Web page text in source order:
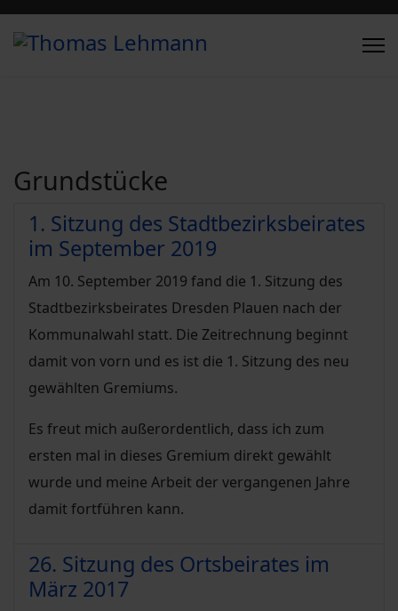
Grundstücke
1. Sitzung des Stadtbezirksbeirates
im September 2019
Am 10. September 2019 fand die 1. Sitzung des
Stadtbezirksbeirates Dresden Plauen nach der
Kommunalwahl statt. Die Zeitrechnung beginnt
damit von vorn und es ist die 1. Sitzung des neu
gewählten Gremiums.
Es freut mich außerordentlich, dass ich zum
ersten mal in dieses Gremium direkt gewählt
wurde und meine Arbeit der vergangenen Jahre
damit fortführen kann.
26. Sitzung des Ortsbeirates im
März 2017